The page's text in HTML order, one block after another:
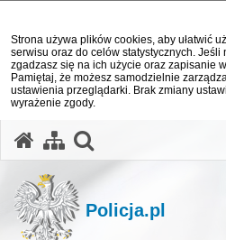
Strona używa plików cookies, aby ułatwić
serwisu oraz do celów statystycznych. Jeśli
zgadzasz się na ich użycie oraz zapisanie
Pamiętaj, że możesz samodzielnie
ustawienia przeglądarki. Brak zmiany
wyrażenie zgody.
Policja.pl